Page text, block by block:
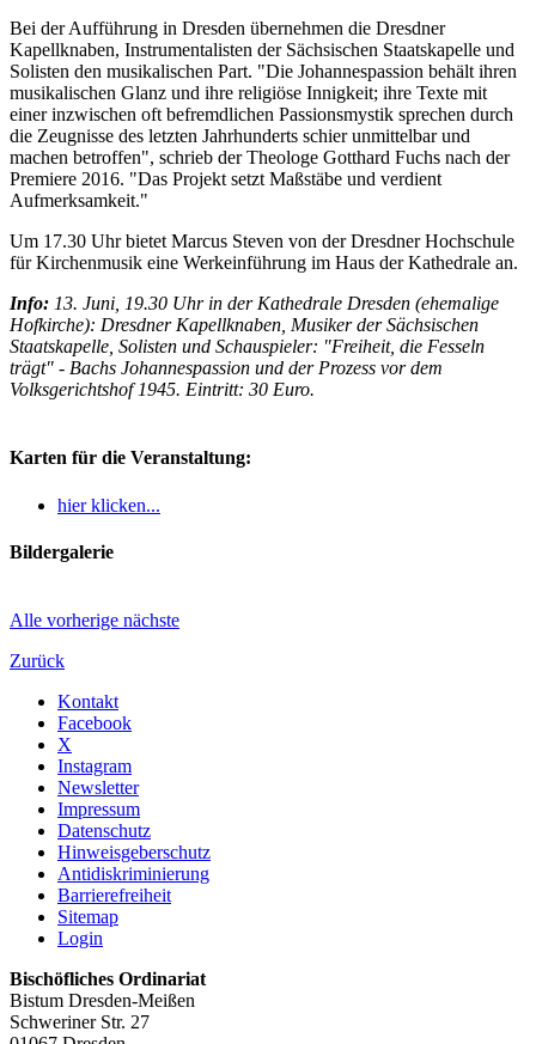
Bei der Aufführung in Dresden übernehmen die Dresdner
Kapellknaben, Instrumentalisten der Sächsischen Staatskapelle und
Solisten den musikalischen Part. "Die Johannespassion behält ihren
musikalischen Glanz und ihre religiöse Innigkeit; ihre Texte mit
einer inzwischen oft befremdlichen Passionsmystik sprechen durch
die Zeugnisse des letzten Jahrhunderts schier unmittelbar und
machen betroffen", schrieb der Theologe Gotthard Fuchs nach der
Premiere 2016. "Das Projekt setzt Maßstäbe und verdient
Aufmerksamkeit."
Um 17.30 Uhr bietet Marcus Steven von der Dresdner Hochschule
für Kirchenmusik eine Werkeinführung im Haus der Kathedrale an.
Info: 13. Juni, 19.30 Uhr in der Kathedrale Dresden (ehemalige
Hofkirche): Dresdner Kapellknaben, Musiker der Sächsischen
Staatskapelle, Solisten und Schauspieler: "Freiheit, die Fesseln
trägt" - Bachs Johannespassion und der Prozess vor dem
Volksgerichtshof 1945. Eintritt: 30 Euro.
Karten für die Veranstaltung:
hier klicken...
Bildergalerie
Alle vorherige nächste
Zurück
Kontakt
Facebook
X
Instagram
Newsletter
Impressum
Datenschutz
Hinweisgeberschutz
Antidiskriminierung
Barrierefreiheit
Sitemap
Login
Bischöfliches Ordinariat
Bistum Dresden-Meißen
Schweriner Str. 27